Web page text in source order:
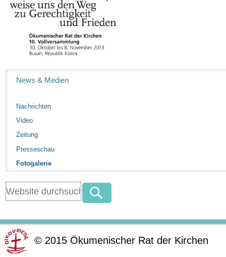
News & Medien
Nachrichten
Video
Zeitung
Presseschau
Fotogalerie
© 2015 Ökumenischer Rat der Kirchen